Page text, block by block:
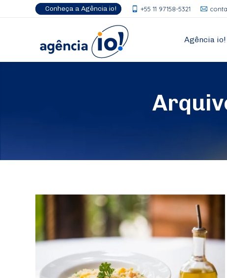
Conheça a Agência io! +55 11 97158-5321
Agência io!